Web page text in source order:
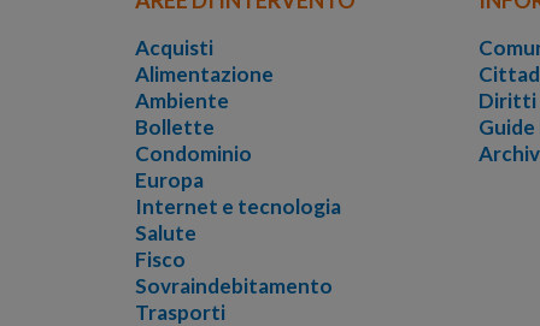
Acquisti
Alimentazione
Ambiente
Bollette
Condominio
Europa
Internet e tecnologia
Salute
Fisco
Sovraindebitamento
Trasporti
Diritti